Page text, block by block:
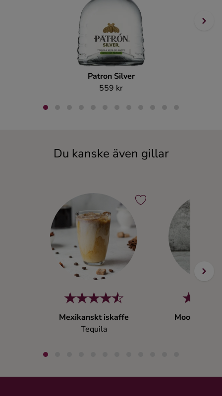
Patron Silver
559 kr
Du kanske även gillar
Mexikanskt iskaffe
Tequila
Moonlight